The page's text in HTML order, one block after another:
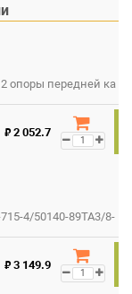
опоры передней ка
₽2 052.7
4/50140-89TA3/8-
₽3 149.9